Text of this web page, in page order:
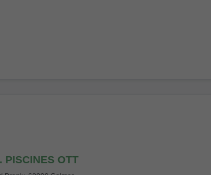
PISCINES OTT